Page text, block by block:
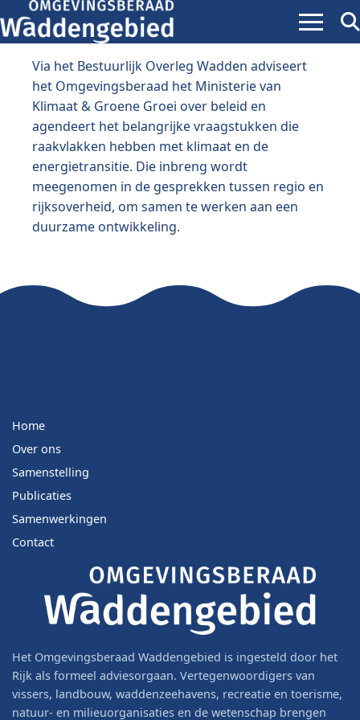
Menu
Via het Bestuurlijk Overleg Wadden adviseert
het Omgevingsberaad het Ministerie van
Klimaat & Groene Groei over beleid en
agendeert het belangrijke vraagstukken die
raakvlakken hebben met klimaat en de
energietransitie. Die inbreng wordt
meegenomen in de gesprekken tussen regio en
rijksoverheid, om samen te werken aan een
duurzame ontwikkeling.
Home
Over ons
Samenstelling
Publicaties
Samenwerkingen
Contact
Het Omgevingsberaad Waddengebied is ingesteld door het
Rijk als formeel adviesorgaan. Vertegenwoordigers van
vissers, landbouw, waddenzeehavens, recreatie en toerisme,
natuur- en milieuorganisaties en de wetenschap brengen